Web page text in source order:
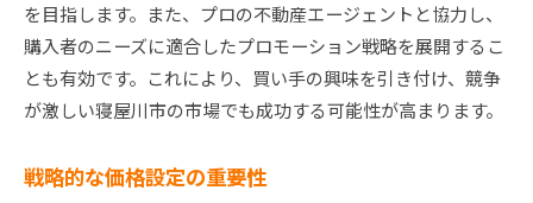
を目指します。また、プロの不動産エージェントと協力し、
購入者のニーズに適合したプロモーション戦略を展開するこ
とも有効です。これにより、買い手の興味を引き付け、競争
が激しい寝屋川市の市場でも成功する可能性が高まります。
戦略的な価格設定の重要性